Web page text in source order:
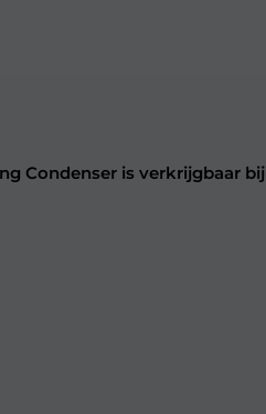
Condenser is verkrijgbaar bij